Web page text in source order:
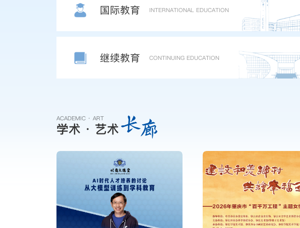
国际教育 INTERNATIONAL EDUCATION
继续教育 CONTINUING EDUCATION
ACADEMIC · ART
学术 · 艺术长廊